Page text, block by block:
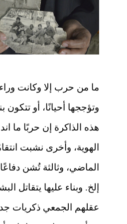
ما من حرب إلا وكانت
وتؤججها أحيانًا، أو تتكون
هذه الذاكرة إن حربًا ما
الهوية، وأخرى نشبت
الماضي، وثالثة تُشن
إلخ. وبناء عليها يتقاتل
عقلهم الجمعي ذكريات